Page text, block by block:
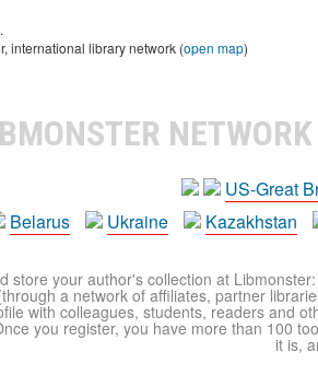
international library network (open map)
NETWORK
US-Great
Belarus Ukraine Kazakhstan
store your author's collection at
a network of affiliates, partner
with colleagues, students, readers and
you register, you have more than 100
it is,